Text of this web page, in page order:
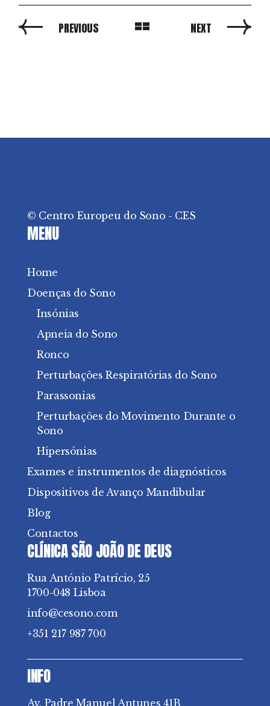
PREVIOUS NEXT
© Centro Europeu do Sono - CES
MENU
Home
Doenças do Sono
Insónias
Apneia do Sono
Ronco
Perturbações Respiratórias do Sono
Parassonias
Perturbações do Movimento Durante o
Sono
Hipersónias
Exames e instrumentos de diagnósticos
Dispositivos de Avanço Mandibular
Blog
Contactos
CLÍNICA SÃO JOÃO DE DEUS
Rua António Patrício, 25
1700-048 Lisboa
info@cesono.com
+351 217 987 700
INFO
Av. Padre Manuel Antunes 41B